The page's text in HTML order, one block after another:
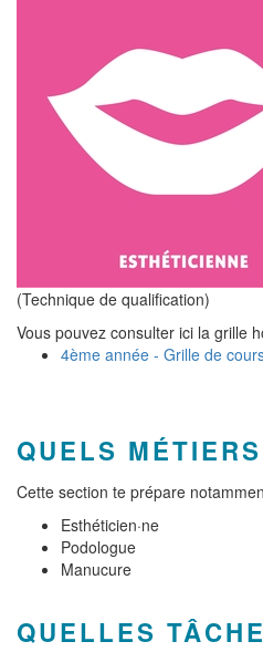
(Technique de qualification)
Vous pouvez consulter ici la grille
4ème année - Grille de
QUELS
Cette section te prépare
Esthéticien·ne
Podologue
Manucure
QUELLES